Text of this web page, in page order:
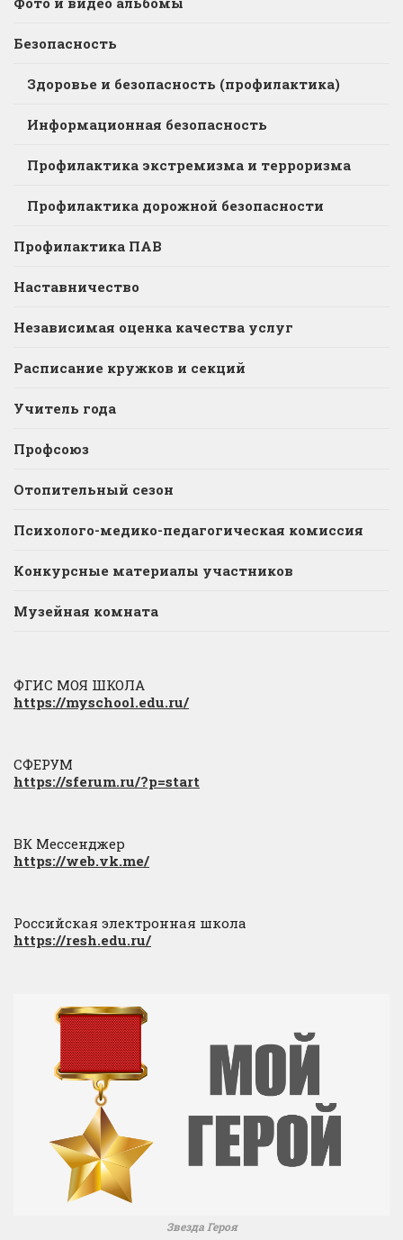
Безопасность
Здоровье и безопасность (профилактика)
Информационная безопасность
Профилактика экстремизма и терроризма
Профилактика дорожной безопасности
Профилактика ПАВ
Наставничество
Независимая оценка качества услуг
Расписание кружков и секций
Учитель года
Профсоюз
Отопительный сезон
Психолого-медико-педагогическая комиссия
Конкурсные материалы участников
Музейная комната
ФГИС МОЯ ШКОЛА
https://myschool.edu.ru/
СФЕРУМ
https://sferum.ru/?p=start
ВК Мессенджер
https://web.vk.me/
Российская электронная школа
https://resh.edu.ru/
Звезда Героя